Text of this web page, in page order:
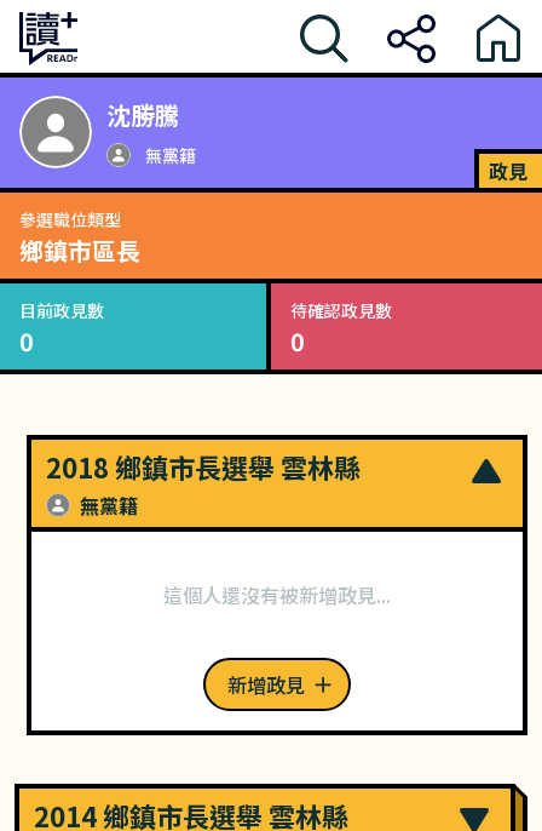
沈勝騰
無黨籍
政見
參選職位類型
鄉鎮市區長
目前政見數
0
待確認政見數
0
2018 鄉鎮市長選舉 雲林縣
無黨籍
這個人還沒有被新增政見...
新增政見
2014 鄉鎮市長選舉 雲林縣